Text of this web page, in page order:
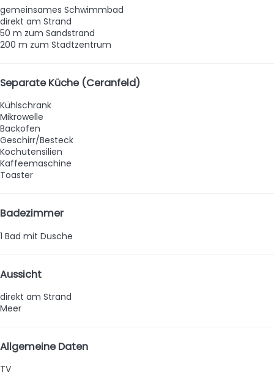
gemeinsames Schwimmbad
direkt am Strand
50 m zum Sandstrand
200 m zum Stadtzentrum
Separate Küche (Ceranfeld)
Kühlschrank
Mikrowelle
Backofen
Geschirr/Besteck
Kochutensilien
Kaffeemaschine
Toaster
Badezimmer
1 Bad mit Dusche
Aussicht
direkt am Strand
Meer
Allgemeine Daten
TV